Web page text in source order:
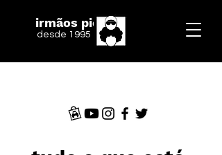
irmãos piologo
desde 1995